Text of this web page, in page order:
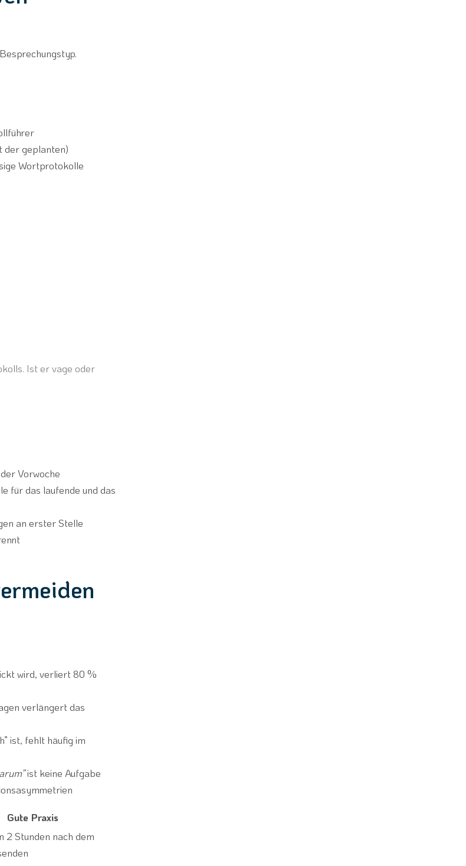
der geplanten)
Wortprotokolle
Ist er vage oder
Vorwoche
für das laufende und das
an erster Stelle
wird, verliert 80 %
verlängert das
ist, fehlt häufig im
ist keine Aufgabe
Gute Praxis
2 Stunden nach dem